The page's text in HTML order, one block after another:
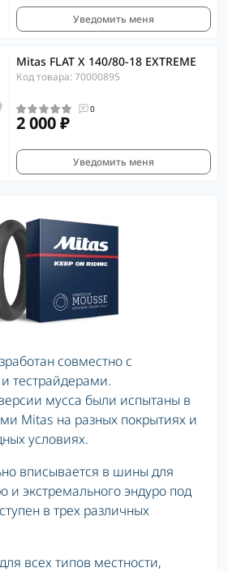
Уведомить меня
Mitas FLAT X 140/80-18 EXTREME
Код товара: 70000895
0
2 000 ₽
Уведомить меня
совместно с
тестрайдерами.
мусса были испытаны в
Mitas на разных покрытиях и
условиях.
вписывается в шины для
и экстремального эндуро под
в трех различных
всех типов местности,